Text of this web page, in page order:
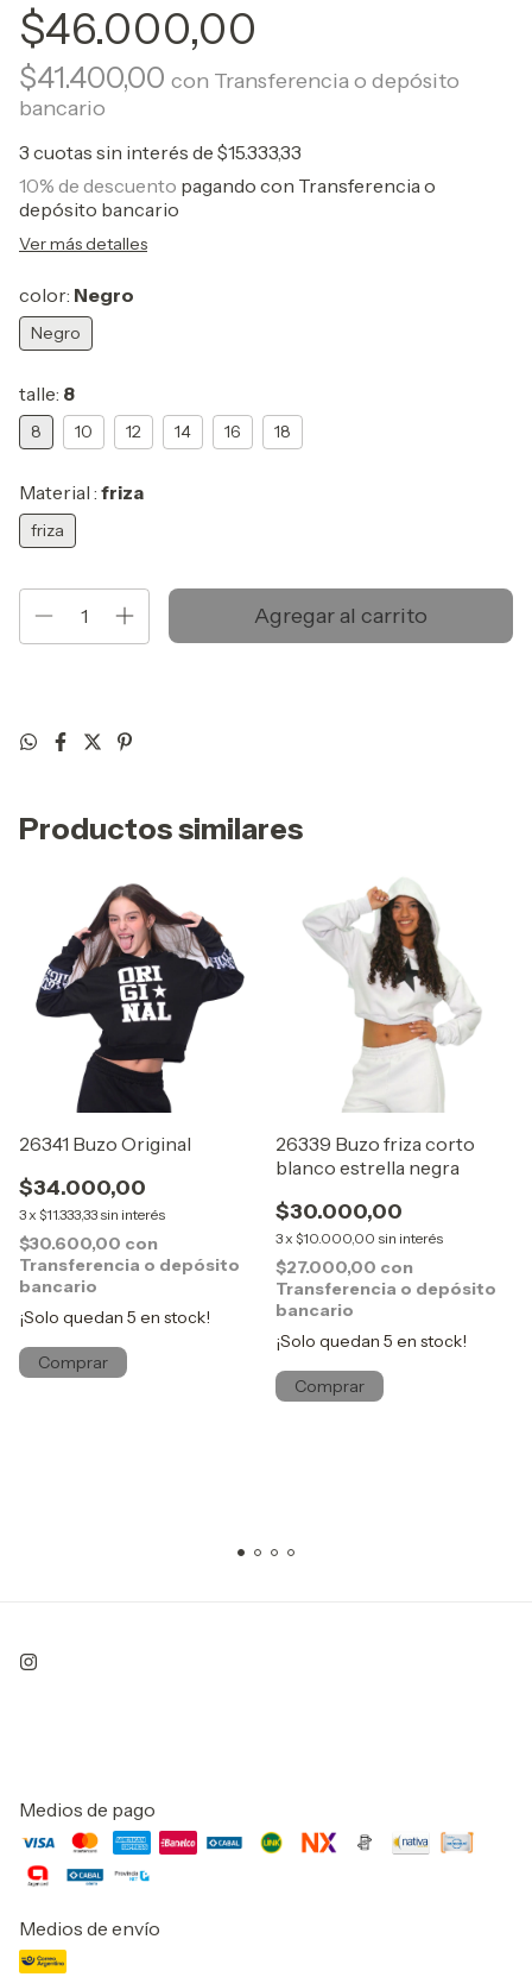
$46.000,00
$41.400,00 con Transferencia o depósito
bancario
3 cuotas sin interés de $15.333,33
10% de descuento pagando con Transferencia o
depósito bancario
Ver más detalles
color: Negro
Negro
talle: 8
8 10 12 14 16 18
Material : friza
friza
Productos similares
26341 Buzo Original
$34.000,00
3 x $11.333,33 sin interés
$30.600,00 con
Transferencia o depósito
bancario
¡Solo quedan 5 en stock!
Comprar
26339 Buzo friza corto
blanco estrella negra
$30.000,00
3 x $10.000,00 sin interés
$27.000,00 con
Transferencia o depósito
bancario
¡Solo quedan 5 en stock!
Comprar
Medios de pago
Medios de envío